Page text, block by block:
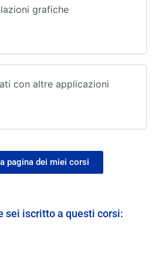
grafiche
con altre applicazioni
pagina dei miei corsi
sei iscritto a questi corsi: